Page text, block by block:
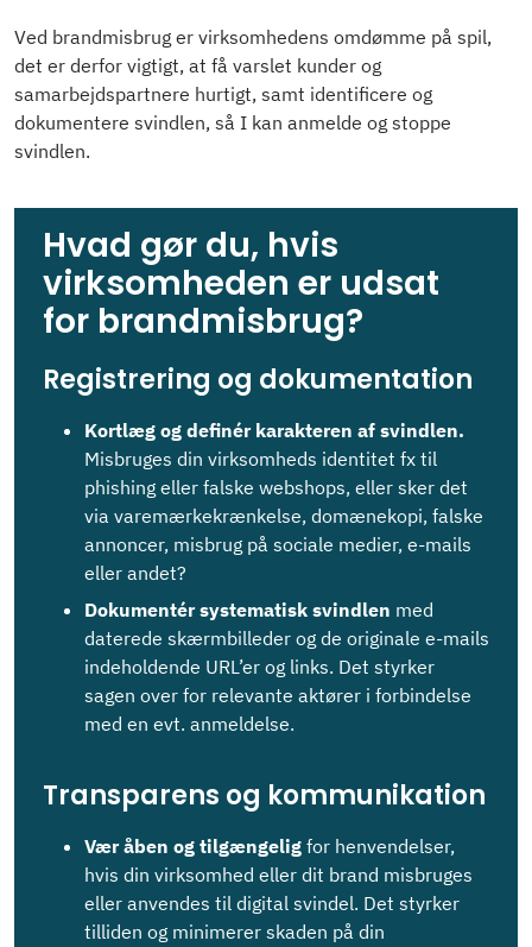
Ved brandmisbrug er virksomhedens omdømme på spil,
det er derfor vigtigt, at få varslet kunder og
samarbejdspartnere hurtigt, samt identificere og
dokumentere svindlen, så I kan anmelde og stoppe
svindlen.
Hvad gør du, hvis
virksomheden er udsat
for brandmisbrug?
Registrering og dokumentation
Kortlæg og definér karakteren af svindlen.
Misbruges din virksomheds identitet fx til
phishing eller falske webshops, eller sker det
via varemærkekrænkelse, domænekopi, falske
annoncer, misbrug på sociale medier, e-mails
eller andet?
Dokumentér systematisk svindlen med
daterede skærmbilleder og de originale e-mails
indeholdende URL’er og links. Det styrker
sagen over for relevante aktører i forbindelse
med en evt. anmeldelse.
Transparens og kommunikation
Vær åben og tilgængelig for henvendelser,
hvis din virksomhed eller dit brand misbruges
eller anvendes til digital svindel. Det styrker
tilliden og minimerer skaden på din